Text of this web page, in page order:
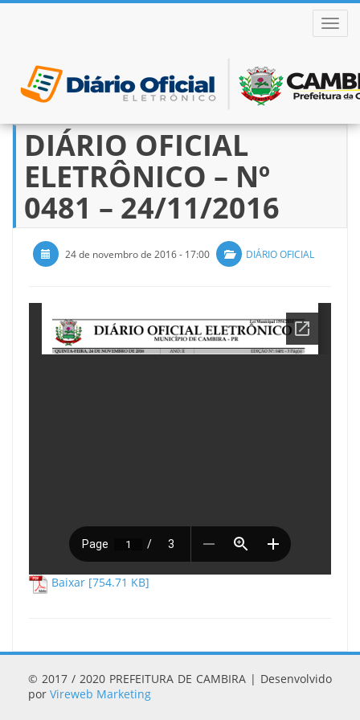
Pular
para
conteúdo
DIÁRIO OFICIAL
ELETRÔNICO – Nº
0481 – 24/11/2016
24 de novembro de 2016 - 17:00 DIÁRIO OFICIAL
Baixar [754.71 KB]
© 2017 / 2020 PREFEITURA DE CAMBIRA | Desenvolvido
por Vireweb Marketing